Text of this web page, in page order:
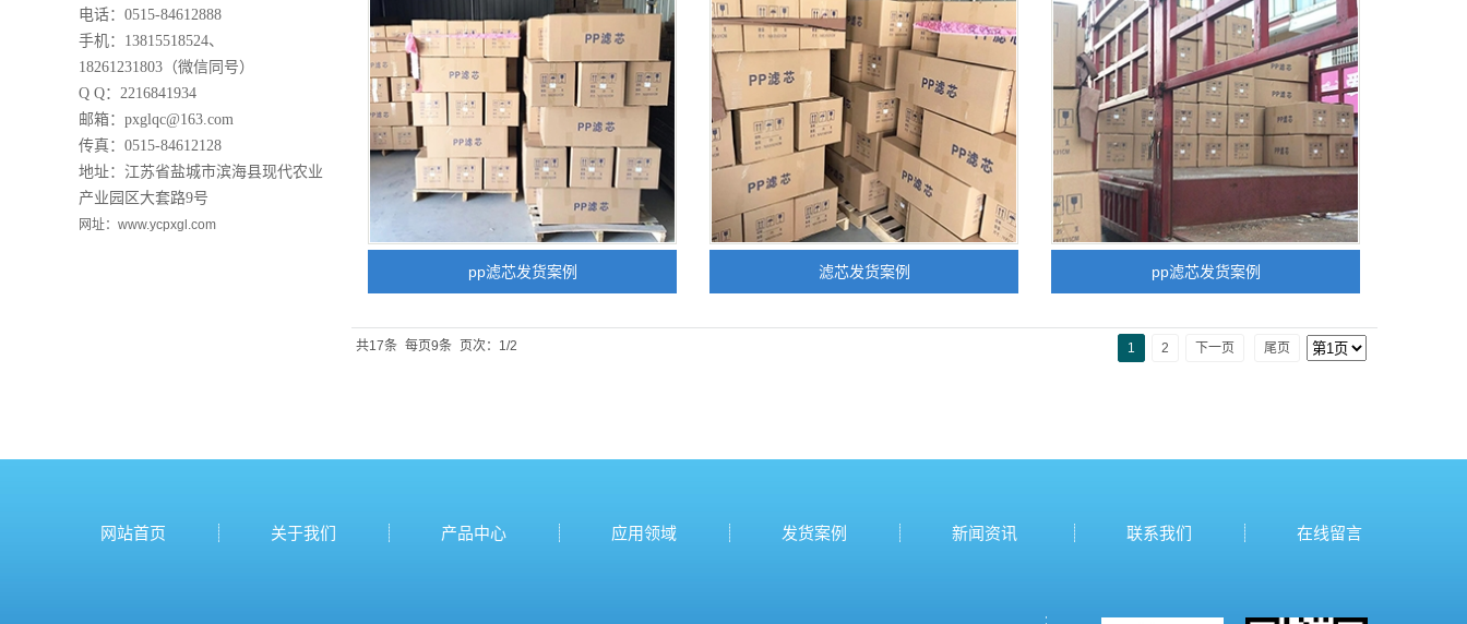
电话：0515-84612888
手机：13815518524、
18261231803（微信同号）
Q Q：2216841934
邮箱：pxglqc@163.com
传真：0515-84612128
地址：江苏省盐城市滨海县现代农业
产业园区大套路9号
网址：www.ycpxgl.com
pp滤芯发货案例 滤芯发货案例 pp滤芯发货案例
共17条 每页9条 页次：1/2 1 2 下一页 尾页
网站首页 关于我们 产品中心 应用领域 发货案例 新闻资讯 联系我们 在线留言